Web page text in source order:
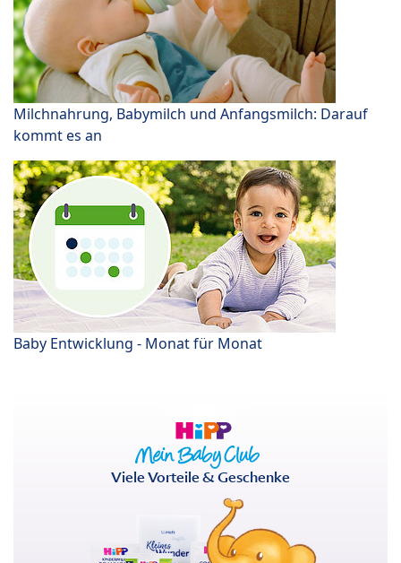
Milchnahrung, Babymilch und Anfangsmilch: Darauf
kommt es an
Baby Entwicklung - Monat für Monat
Viele Vorteile & Geschenke